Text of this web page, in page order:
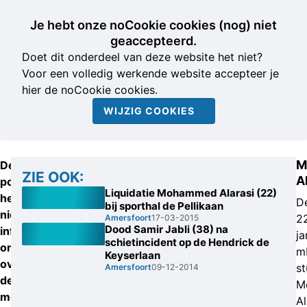
Je hebt onze noCookie cookies (nog) niet
geaccepteerd.
Doet dit onderdeel van deze website het niet?
Voor een volledig werkende website accepteer je
hier de noCookie cookies.
WIJZIG COOKIES
De
politie
heeft
nieuwe
informatie
ontvangen
over
de
moorden
ZIE OOK:
Liquidatie Mohammed Alarasi (22)
bij sporthal de Pellikaan
Amersfoort17-03-2015
Dood Samir Jabli (38) na
schietincident op de Hendrick de
Keyserlaan
Amersfoort09-12-2014